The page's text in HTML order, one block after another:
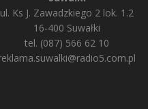
ul. Ks J. Zawadzkiego 2 lok. 1.2
16-400 Suwałki
tel. (087) 566 62 10